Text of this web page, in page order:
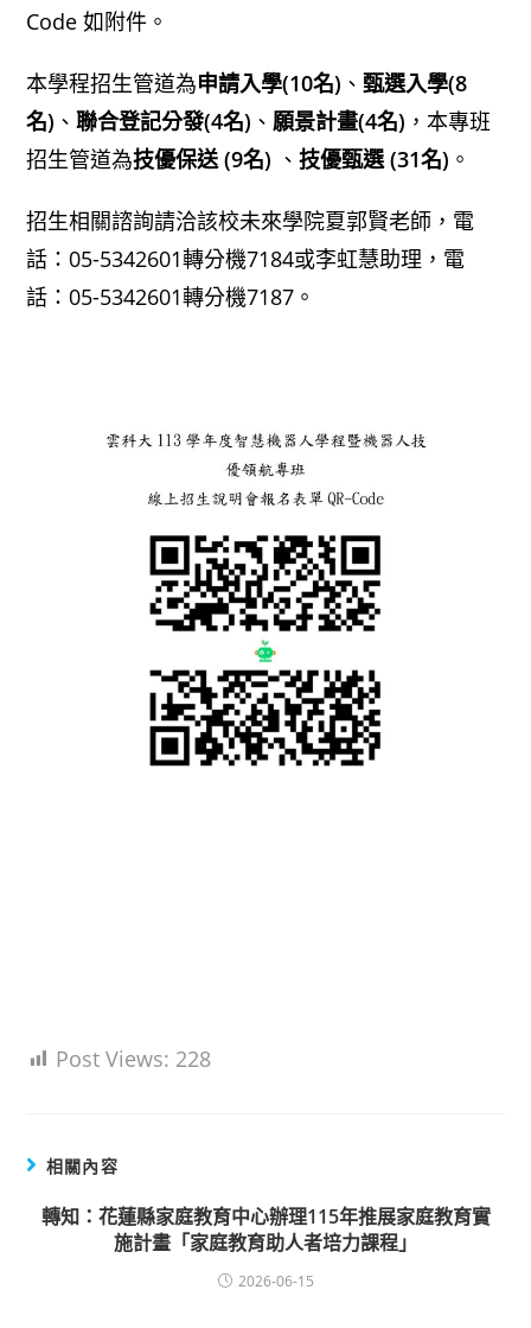
Code 如附件。
本學程招生管道為申請入學(10名) 、甄選入學(8
名) 、聯合登記分發(4名) 、願景計畫(4名) ，本專班
招生管道為技優保送 (9名) 、技優甄選 (31名) 。
招生相關諮詢請洽該校未來學院夏郭賢老師，電
話：05-5342601轉分機7184或李虹慧助理，電
話：05-5342601轉分機7187。
Post Views: 228
相關內容
轉知：花蓮縣家庭教育中心辦理115年推展家庭教育實
施計畫「家庭教育助人者培力課程」
2026-06-15